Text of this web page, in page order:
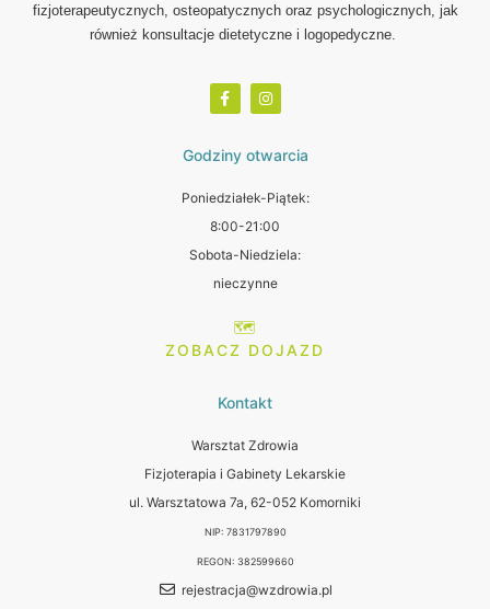
fizjoterapeutycznych, osteopatycznych oraz psychologicznych, jak
również konsultacje dietetyczne i logopedyczne.
Godziny otwarcia
Poniedziałek-Piątek:
8:00-21:00
Sobota-Niedziela:
nieczynne
🗺️
ZOBACZ DOJAZD
Kontakt
Warsztat Zdrowia
Fizjoterapia i Gabinety Lekarskie
ul. Warsztatowa 7a, 62-052 Komorniki
NIP: 7831797890
REGON: 382599660
rejestracja@wzdrowia.pl